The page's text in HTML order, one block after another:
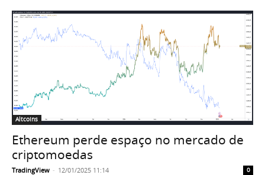
Altcoins
Ethereum perde espaço no mercado de
criptomoedas
TradingView - 12/01/2025 11:14 0